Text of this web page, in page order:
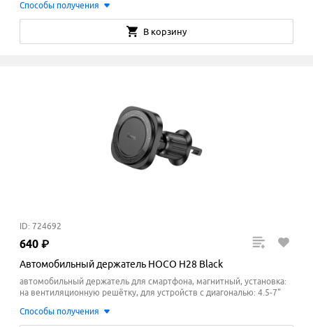
Способы получения
В корзину
ID: 724692
640 ₽
Автомобильный держатель HOCO H28 Black
автомобильный держатель для смартфона, магнитный, установка:
на вентиляционную решётку, для устройств с диагональю: 4.5-7"
Способы получения